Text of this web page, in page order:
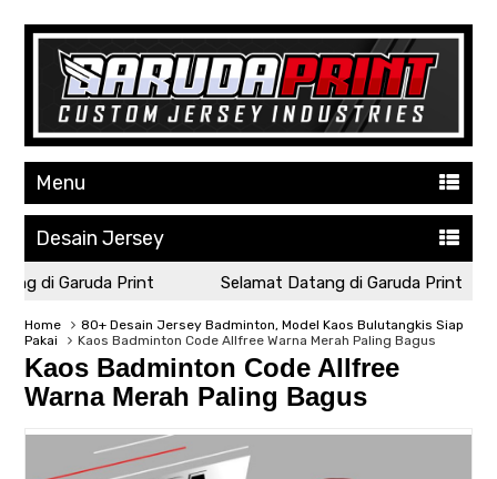
Menu
Desain Jersey
di Garuda Print Selamat Datang di Garuda Print
Home
80+ Desain Jersey Badminton, Model Kaos Bulutangkis Siap
Pakai
Kaos Badminton Code Allfree Warna Merah Paling Bagus
Kaos Badminton Code Allfree
Warna Merah Paling Bagus